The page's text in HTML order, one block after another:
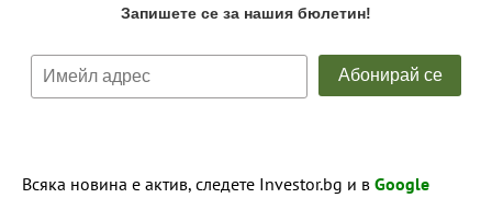
Всяка новина е актив, следете Investor.bg и в Google